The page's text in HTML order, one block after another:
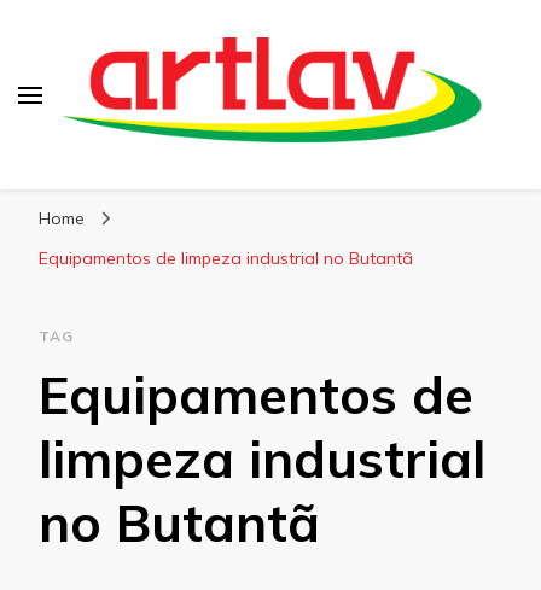
Home
Equipamentos de limpeza industrial no Butantã
TAG
Equipamentos de
limpeza industrial
no Butantã